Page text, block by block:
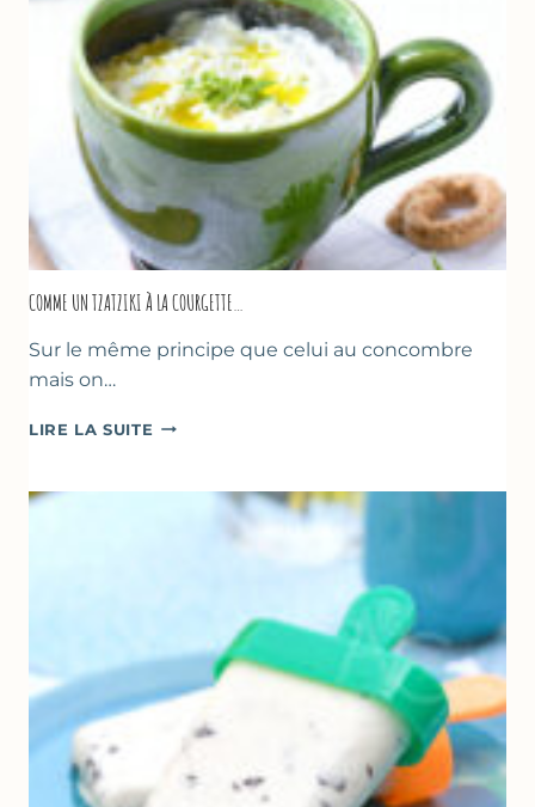
COMME UN TZATZIKI À LA COURGETTE…
Sur le même principe que celui au concombre
mais on…
LIRE LA SUITE COMME
À
COURGETTE…